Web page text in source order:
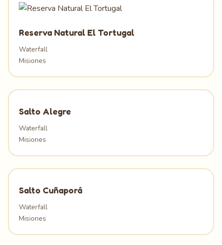
Reserva Natural El Tortugal
Waterfall
Misiones
Salto Alegre
Waterfall
Misiones
Salto Cuñaporá
Waterfall
Misiones